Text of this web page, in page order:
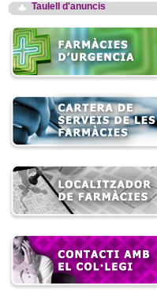
Taulell d'anuncis